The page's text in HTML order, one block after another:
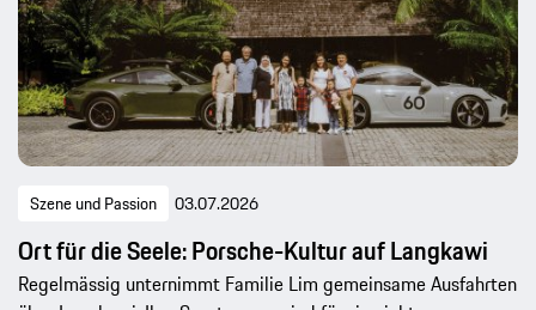
Szene und Passion 03.07.2026
Ort für die Seele: Porsche-Kultur auf Langkawi
Regelmässig unternimmt Familie Lim gemeinsame Ausfahrten